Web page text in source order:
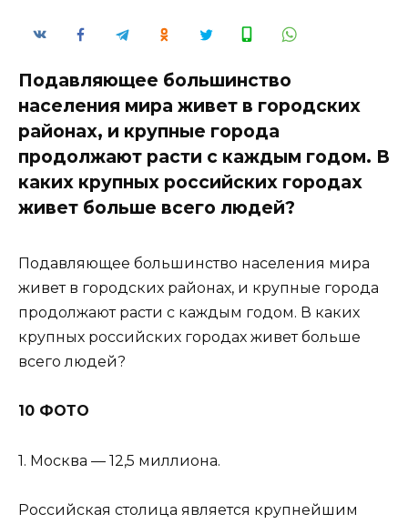
Подавляющее большинство
населения мира живет в городских
районах, и крупные города
продолжают расти с каждым годом. В
каких крупных российских городах
живет больше всего людей?
Подавляющее большинство населения мира
живет в городских районах, и крупные города
продолжают расти с каждым годом. В каких
крупных российских городах живет больше
всего людей?
10 ФОТО
1. Москва — 12,5 миллиона.
Российская столица является крупнейшим